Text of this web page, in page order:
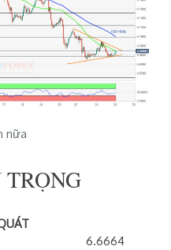
nữa
6.6664